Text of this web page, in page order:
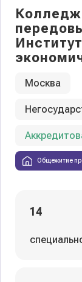
Колледж
Москва
Общежитие
14